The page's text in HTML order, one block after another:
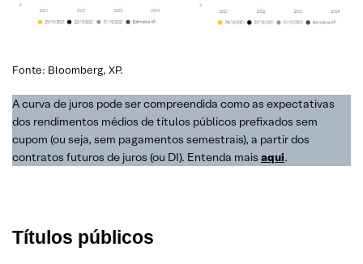
Fonte: Bloomberg, XP.
A curva de juros pode ser compreendida como as expectativas
dos rendimentos médios de títulos públicos prefixados sem
cupom (ou seja, sem pagamentos semestrais), a partir dos
contratos futuros de juros (ou DI). Entenda mais aqui.
Títulos públicos